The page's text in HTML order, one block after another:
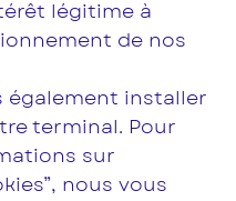
légitime à
de nos
également installer
terminal. Pour
sur
nous vous